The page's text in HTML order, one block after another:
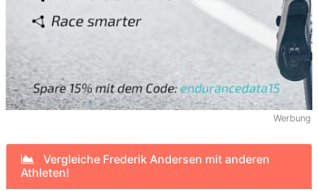
Werbung
Vergleiche Frederik Andersen mit anderen
Athleten!